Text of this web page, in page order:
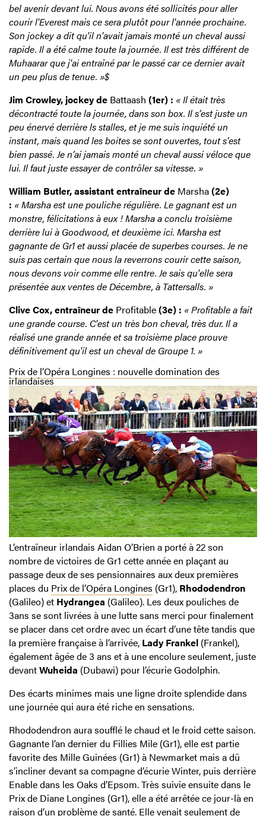
bel avenir devant lui. Nous avons été sollicités pour aller
courir l'Everest mais ce sera plutôt pour l'année prochaine.
Son jockey a dit qu'il n'avait jamais monté un cheval aussi
rapide. Il a été calme toute la journée. Il est très différent de
Muhaarar que j'ai entraîné par le passé car ce dernier avait
un peu plus de tenue. »$
Jim Crowley, jockey de Battaash (1er) : « Il était très
décontracté toute la journée, dans son box. Il s’est juste un
peu énervé derrière ls stalles, et je me suis inquiété un
instant, mais quand les boites se sont ouvertes, tout s’est
bien passé. Je n’ai jamais monté un cheval aussi véloce que
lui. Il faut juste essayer de contrôler sa vitesse. »
William Butler, assistant entraîneur de Marsha(2e)
: « Marsha est une pouliche régulière. Le gagnant est un
monstre, félicitations à eux ! Marsha a conclu troisième
derrière lui à Goodwood, et deuxième ici. Marsha est
gagnante de Gr1 et aussi placée de superbes courses. Je ne
suis pas certain que nous la reverrons courir cette saison,
nous devons voir comme elle rentre. Je sais qu'elle sera
présentée aux ventes de Décembre, à Tattersalls. »
Clive Cox, entraîneur de Profitable(3e) : « Profitable a fait
une grande course. C'est un très bon cheval, très dur. Il a
réalisé une grande année et sa troisième place prouve
définitivement qu'il est un cheval de Groupe 1. »
Prix de l’Opéra Longines : nouvelle domination des
irlandaises
L’entraîneur irlandais Aidan O’Brien a porté à 22 son
nombre de victoires de Gr1 cette année en plaçant au
passage deux de ses pensionnaires aux deux premières
places du Prix de l’Opéra Longines (Gr1), Rhododendron
(Galileo) et Hydrangea (Galileo). Les deux pouliches de
3ans se sont livrées à une lutte sans merci pour finalement
se placer dans cet ordre avec un écart d’une tête tandis que
la première française à l’arrivée, Lady Frankel (Frankel),
également âgée de 3 ans et à une encolure seulement, juste
devantWuheida (Dubawi) pour l’écurie Godolphin.
Des écarts minimes mais une ligne droite splendide dans
une journée qui aura été riche en sensations.
Rhododendron aura soufflé le chaud et le froid cette saison.
Gagnante l’an dernier du Fillies Mile (Gr1), elle est partie
favorite des Mille Guinées (Gr1) à Newmarket mais a dû
s’incliner devant sa compagne d’écurie Winter, puis derrière
Enable dans les Oaks d’Epsom. Très suivie ensuite dans le
Prix de Diane Longines (Gr1), elle a été arrêtée ce jour-là en
raison d’un problème de santé. Elle venait seulement de